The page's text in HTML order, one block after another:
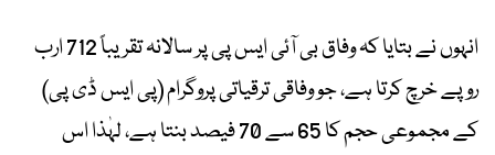
انہوں نے بتایا کہ وفاق بی آئی ایس پی پر سالانہ تقریباً 712 ارب
روپے خرچ کرتا ہے، جو وفاقی ترقیاتی پروگرام (پی ایس ڈی پی)
کے مجموعی حجم کا 65 سے 70 فیصد بنتا ہے، لہٰذا اس